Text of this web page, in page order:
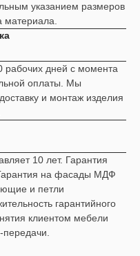
указанием размеров
материала.
рабочих дней с момента
оплаты. Мы
и монтаж изделия
10 лет. Гарантия
на фасады МДФ
и петли
гарантийного
клиентом мебели
передачи.
Аванс и расчет,
рассрочка
Оплата по договору
на две части. Доступны
и кредит.